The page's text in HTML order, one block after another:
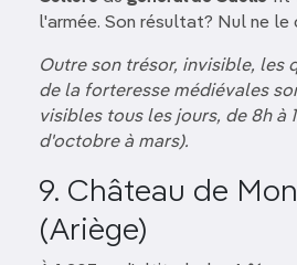
l'armée. Son résultat? Nul ne le
Outre son trésor, invisible, les
de la forteresse médiévales
visibles tous les jours, de 8h à
d'octobre à mars).
9. Château de
(Ariège)